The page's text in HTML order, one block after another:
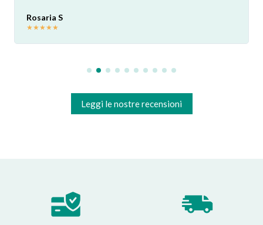
Rosaria S
★★★★★
Leggi le nostre recensioni